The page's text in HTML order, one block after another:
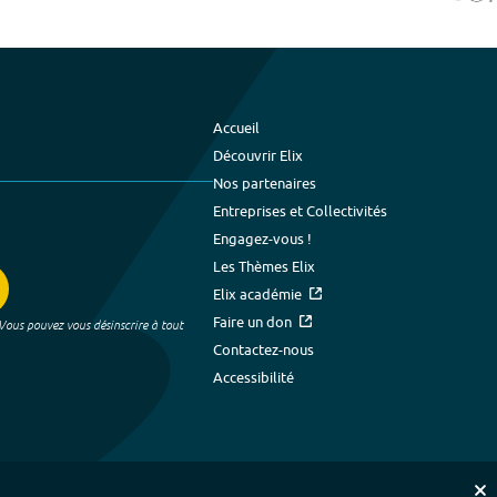
pouvez vous désinscrire à tout
Accueil
Découvrir Elix
Nos partenaires
Entreprises et Collectivités
Engagez-vous !
Les Thèmes Elix
Elix académie
Faire un don
Contactez-nous
Accessibilité